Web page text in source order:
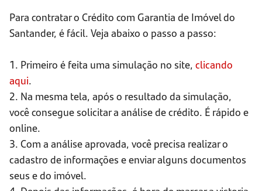
Para contratar o Crédito com Garantia de Imóvel do
Santander, é fácil. Veja abaixo o passo a passo:
1. Primeiro é feita uma simulação no site, clicando
aqui.
2. Na mesma tela, após o resultado da simulação,
você consegue solicitar a análise de crédito. É rápido e
online.
3. Com a análise aprovada, você precisa realizar o
cadastro de informações e enviar alguns documentos
seus e do imóvel.